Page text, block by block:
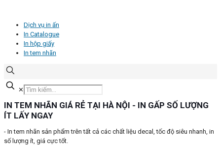
Dịch vụ in ấn
In Catalogue
In hộp giấy
In tem nhãn
✕
IN TEM NHÃN GIÁ RẺ TẠI HÀ NỘI - IN GẤP SỐ LƯỢNG
ÍT LẤY NGAY
- In tem nhãn sản phẩm trên tất cả các chất liệu decal, tốc độ siêu nhanh, in
số lượng ít, giá cực tốt.